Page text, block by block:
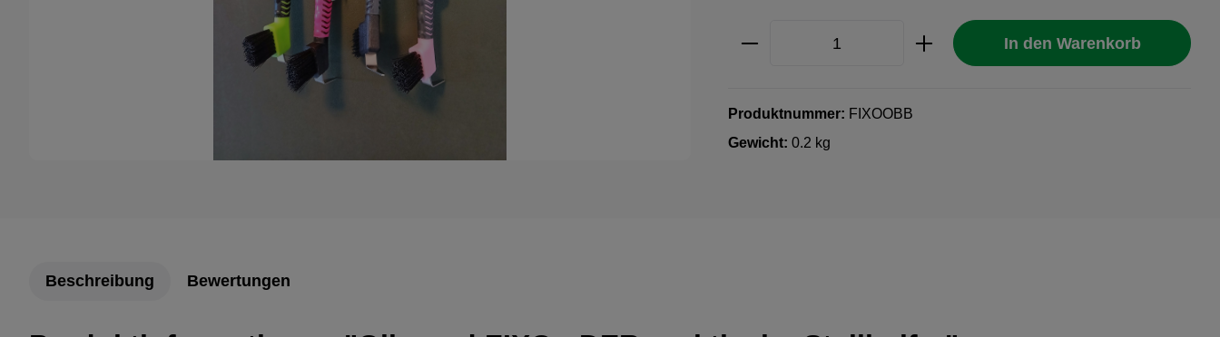
Produkt Anzahl: Gib den gewünschten Wert ein
In den Warenkorb
Produktnummer: FIXOOBB
Gewicht: 0.2 kg
Beschreibung Bewertungen